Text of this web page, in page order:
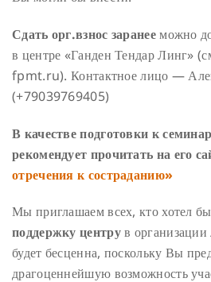
Сдать орг.взнос заранееможно
в центре «Ганден Тендар Линг»
fpmt.ru). Контактное лицо —
(+79039769405)
В качестве подготовки к
рекомендует прочитать на его
отречения к состраданию»
Мы приглашаем всех, кто хотел бы
поддержку центрув
будет бесценна, поскольку Вы
драгоценнейшую возможность